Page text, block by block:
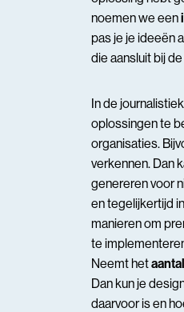
noemen we een
pas je je ideeën
die aansluit bij
In de
oplossingen te
organisaties.
verkennen. Dan
genereren voor
en tegelijkertijd
manieren om
te
Neemt het
Dan kun je
daarvoor is en